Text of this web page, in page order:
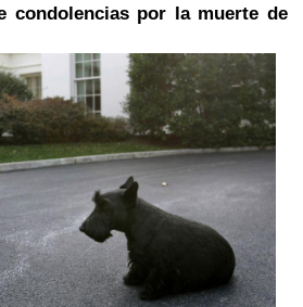
condolencias por la muerte de